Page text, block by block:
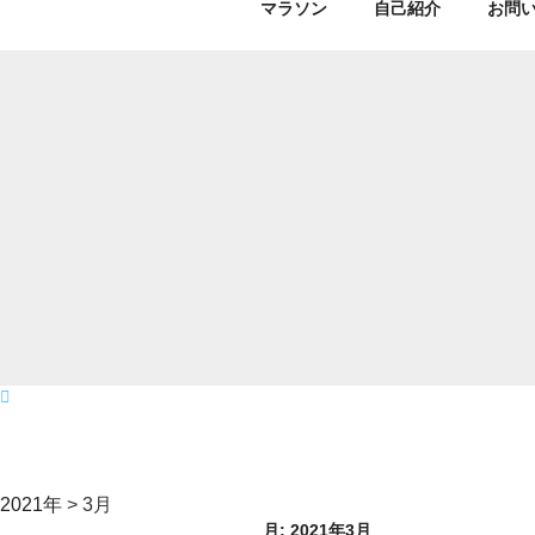
マラソン 自己紹介 お問
2021年 > 3月
月: 2021年3月